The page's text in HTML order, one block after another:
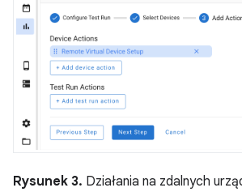
Rysunek 3. Działania na zdalnych